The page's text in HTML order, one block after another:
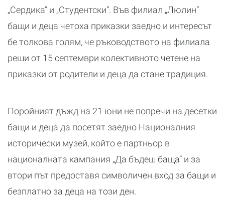
„Сердика” и „Студентски”. Във филиал „Люлин”
бащи и деца четоха приказки заедно и интересът
бе толкова голям, че ръководството на филиала
реши от 15 септември колективното четене на
приказки от родители и деца да стане традиция.
Поройният дъжд на 21 юни не попречи на десетки
бащи и деца да посетят заедно Националния
исторически музей, който е партньор в
националната кампания „Да бъдеш баща” и за
втори път предоставя символичен вход за бащи и
безплатно за деца на този ден.